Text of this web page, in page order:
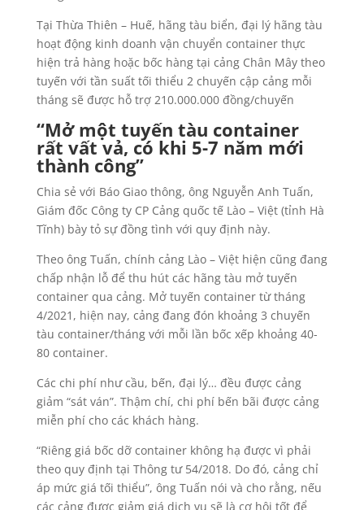
Tại Thừa Thiên – Huế, hãng tàu biển, đại lý hãng tàu
hoạt động kinh doanh vận chuyển container thực
hiện trả hàng hoặc bốc hàng tại cảng Chân Mây theo
tuyến với tần suất tối thiểu 2 chuyến cập cảng mỗi
tháng sẽ được hỗ trợ 210.000.000 đồng/chuyến
“Mở một tuyến tàu container
rất vất vả, có khi 5-7 năm mới
thành công”
Chia sẻ với Báo Giao thông, ông Nguyễn Anh Tuấn,
Giám đốc Công ty CP Cảng quốc tế Lào – Việt (tỉnh Hà
Tĩnh) bày tỏ sự đồng tình với quy định này.
Theo ông Tuấn, chính cảng Lào – Việt hiện cũng đang
chấp nhận lỗ để thu hút các hãng tàu mở tuyến
container qua cảng. Mở tuyến container từ tháng
4/2021, hiện nay, cảng đang đón khoảng 3 chuyến
tàu container/tháng với mỗi lần bốc xếp khoảng 40-
80 container.
Các chi phí như cầu, bến, đại lý… đều được cảng
giảm “sát ván”. Thậm chí, chi phí bến bãi được cảng
miễn phí cho các khách hàng.
“Riêng giá bốc dỡ container không hạ được vì phải
theo quy định tại Thông tư 54/2018. Do đó, cảng chỉ
áp mức giá tối thiểu”, ông Tuấn nói và cho rằng, nếu
các cảng được giảm giá dịch vụ sẽ là cơ hội tốt để